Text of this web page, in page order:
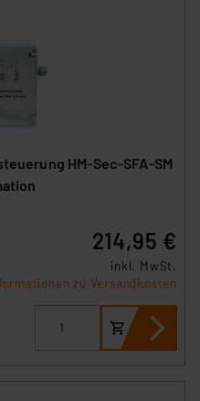
HM-Sec-SFA-SM
214,95 €
inkl. MwSt.
zu Versandkosten